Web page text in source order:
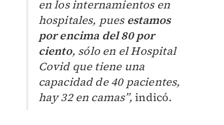
en los internamientos en
hospitales, pues estamos
por encima del 80 por
ciento, sólo en el Hospital
Covid que tiene una
capacidad de 40 pacientes,
hay 32 en camas”,indicó.